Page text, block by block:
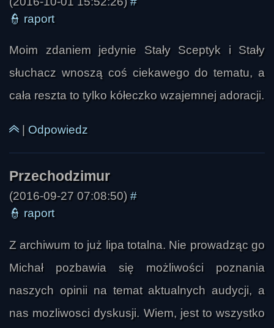
👮 raport
Moim zdaniem jedynie Stały Sceptyk i Stały
słuchacz wnoszą coś ciekawego do tematu, a
cała reszta to tylko kółeczko wzajemnej adoracji.
Odpowiedz
(2016-09-27 07:08:50) #
👮 raport
Z archiwum to już lipa totalna. Nie prowadząc go
Michał pozbawia się możliwości poznania
naszych opinii na temat aktualnych audycji, a
nas mozliwosci dyskusji. Wiem, jest to wszystko